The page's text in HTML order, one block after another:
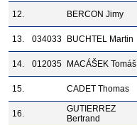
12. BERCON Jimy
13. 034033 BUCHTEL Martin
14. 012035 MACÁŠEK Tomáš
15. CADET Thomas
16.
GUTIERREZ
Bertrand